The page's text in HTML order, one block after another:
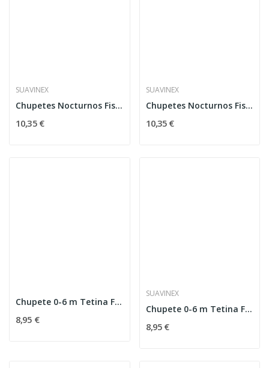
SUAVINEX
Chupetes Nocturnos Fisiológico Suavinex SX Pro...
10,35 €
SUAVINEX
Chupetes Nocturnos Fisiológico Suavinex SX Pro...
10,35 €
Chupete 0-6 m Tetina Fisiológica Silicona SX...
8,95 €
SUAVINEX
Chupete 0-6 m Tetina Fisiológica Silicona SX...
8,95 €